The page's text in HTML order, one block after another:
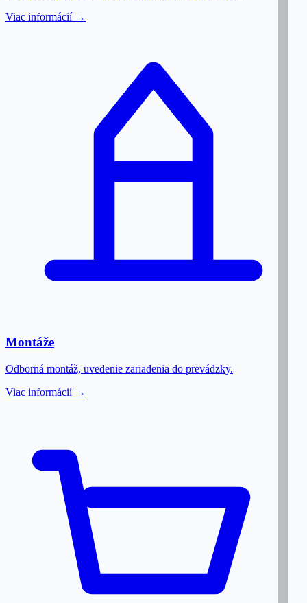
Viac informácií →
Montáže
Odborná montáž, uvedenie zariadenia do prevádzky.
Viac informácií →